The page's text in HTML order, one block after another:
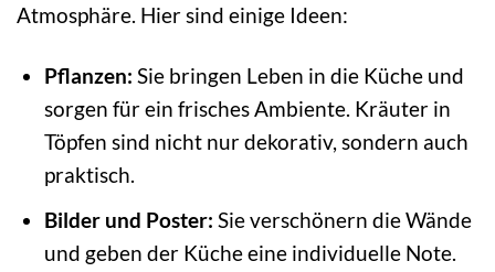
Atmosphäre. Hier sind einige Ideen:
Pflanzen: Sie bringen Leben in die Küche und
sorgen für ein frisches Ambiente. Kräuter in
Töpfen sind nicht nur dekorativ, sondern auch
praktisch.
Bilder und Poster: Sie verschönern die Wände
und geben der Küche eine individuelle Note.